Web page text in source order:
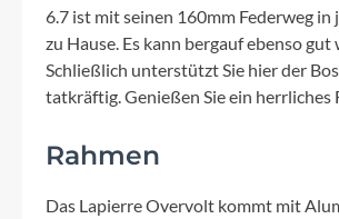
6.7 ist mit seinen 160mm Federweg in
zu Hause. Es kann bergauf ebenso gut
Schließlich unterstützt Sie hier der
tatkräftig. Genießen Sie ein herrliches
Rahmen
Das Lapierre Overvolt kommt mit